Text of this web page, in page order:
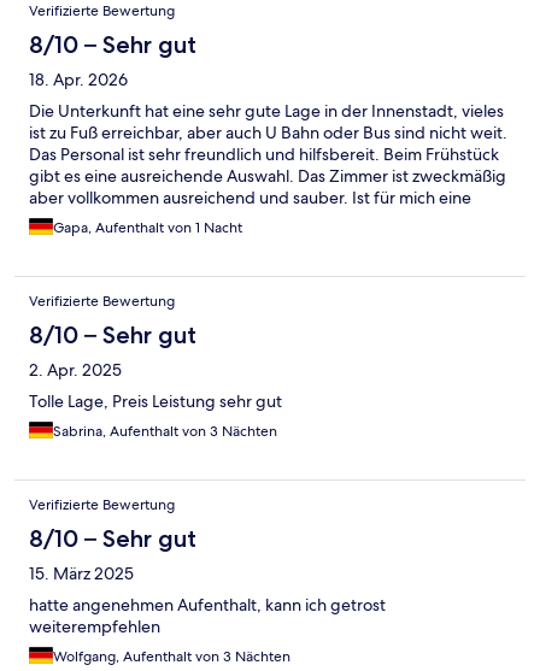
Verifizierte Bewertung
8/10 – Sehr gut
18. Apr. 2026
Die Unterkunft hat eine sehr gute Lage in der Innenstadt, vieles
ist zu Fuß erreichbar, aber auch U Bahn oder Bus sind nicht weit.
Das Personal ist sehr freundlich und hilfsbereit. Beim Frühstück
gibt es eine ausreichende Auswahl. Das Zimmer ist zweckmäßig
aber vollkommen ausreichend und sauber. Ist für mich eine
Unterkunft, die ich wieder nutzen würde, wenn ich in Wien bin
Gapa, Aufenthalt von 1 Nacht
Verifizierte Bewertung
8/10 – Sehr gut
2. Apr. 2025
Tolle Lage, Preis Leistung sehr gut
Sabrina, Aufenthalt von 3 Nächten
Verifizierte Bewertung
8/10 – Sehr gut
15. März 2025
hatte angenehmen Aufenthalt, kann ich getrost
weiterempfehlen
Wolfgang, Aufenthalt von 3 Nächten